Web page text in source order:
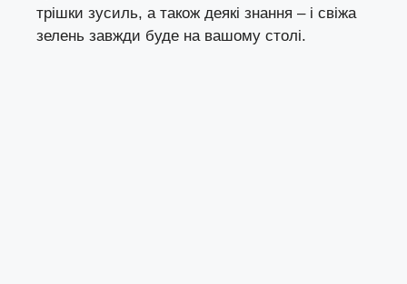
трішки зусиль, а також деякі знання – і свіжа
зелень завжди буде на вашому столі.